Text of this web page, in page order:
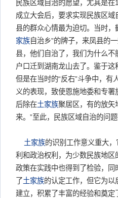
民族区域自治的愿望，尤其是
成立大会后，要求实现民族区
县的群众心情最为迫切。当时
家族自治乡”的牌子，来凤县的
县，他们自治了，我们为什么
户口迁到湖南龙山去了。鉴于
但是在当时的“反右”斗争中，
义的表现，致使恩施地委和专
后除在土家族聚居区，有的放矢
来。”至此，民族区域自治的问题
土家族的识别工作意义重大
利和政治权利，为少数民族地
政策在实践中也得到了检验，
了土家族的认定工作，但它为
建立，积累了丰富的经验和奠定